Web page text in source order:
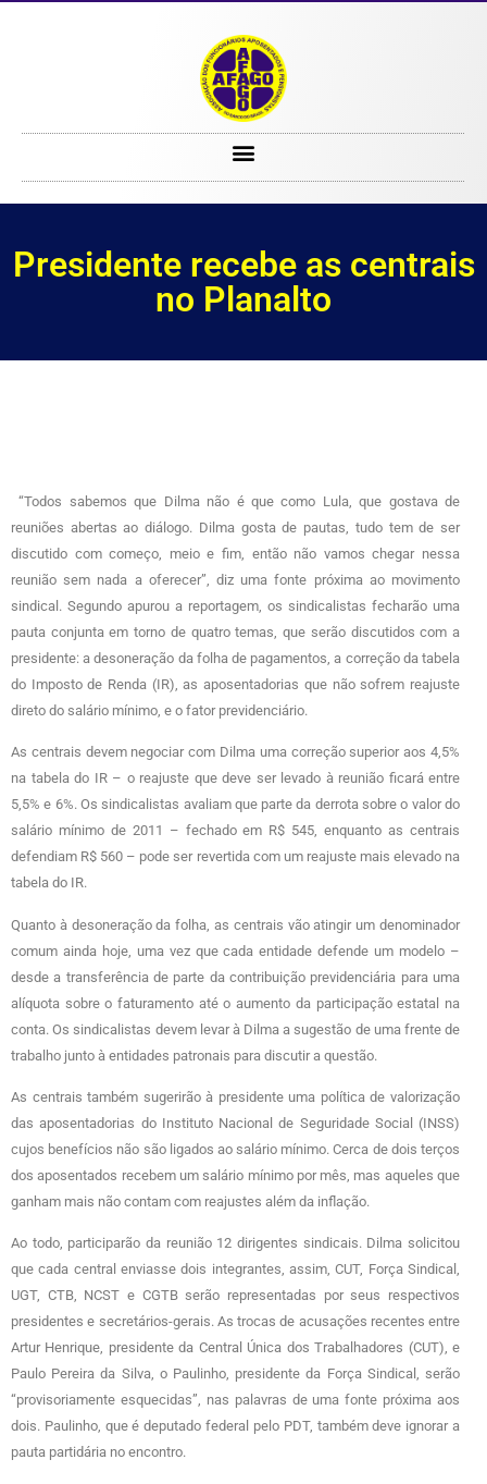
Presidente recebe as centrais
no Planalto
“Todos sabemos que Dilma não é que como Lula, que gostava de
reuniões abertas ao diálogo. Dilma gosta de pautas, tudo tem de ser
discutido com começo, meio e fim, então não vamos chegar nessa
reunião sem nada a oferecer”, diz uma fonte próxima ao movimento
sindical. Segundo apurou a reportagem, os sindicalistas fecharão uma
pauta conjunta em torno de quatro temas, que serão discutidos com a
presidente: a desoneração da folha de pagamentos, a correção da tabela
do Imposto de Renda (IR), as aposentadorias que não sofrem reajuste
direto do salário mínimo, e o fator previdenciário.
As centrais devem negociar com Dilma uma correção superior aos 4,5%
na tabela do IR – o reajuste que deve ser levado à reunião ficará entre
5,5% e 6%. Os sindicalistas avaliam que parte da derrota sobre o valor do
salário mínimo de 2011 – fechado em R$ 545, enquanto as centrais
defendiam R$ 560 – pode ser revertida com um reajuste mais elevado na
tabela do IR.
Quanto à desoneração da folha, as centrais vão atingir um denominador
comum ainda hoje, uma vez que cada entidade defende um modelo –
desde a transferência de parte da contribuição previdenciária para uma
alíquota sobre o faturamento até o aumento da participação estatal na
conta. Os sindicalistas devem levar à Dilma a sugestão de uma frente de
trabalho junto à entidades patronais para discutir a questão.
As centrais também sugerirão à presidente uma política de valorização
das aposentadorias do Instituto Nacional de Seguridade Social (INSS)
cujos benefícios não são ligados ao salário mínimo. Cerca de dois terços
dos aposentados recebem um salário mínimo por mês, mas aqueles que
ganham mais não contam com reajustes além da inflação.
Ao todo, participarão da reunião 12 dirigentes sindicais. Dilma solicitou
que cada central enviasse dois integrantes, assim, CUT, Força Sindical,
UGT, CTB, NCST e CGTB serão representadas por seus respectivos
presidentes e secretários-gerais. As trocas de acusações recentes entre
Artur Henrique, presidente da Central Única dos Trabalhadores (CUT), e
Paulo Pereira da Silva, o Paulinho, presidente da Força Sindical, serão
“provisoriamente esquecidas”, nas palavras de uma fonte próxima aos
dois. Paulinho, que é deputado federal pelo PDT, também deve ignorar a
pauta partidária no encontro.